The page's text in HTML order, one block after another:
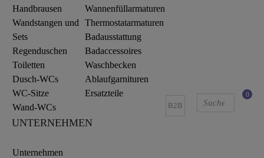
Handbrausen
Wandstangen und
Sets
Regenduschen
Toiletten
Dusch-WCs
WC-Sitze
Wand-WCs
Wannenfüllarmaturen
Thermostatarmaturen
Badausstattung
Badaccessoires
Waschbecken
Ablaufgarnituren
Ersatzteile
UNTERNEHMEN
Unternehmen
B2B
0